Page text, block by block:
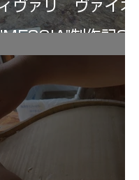
ヴァリ ヴァイオ
制作記33